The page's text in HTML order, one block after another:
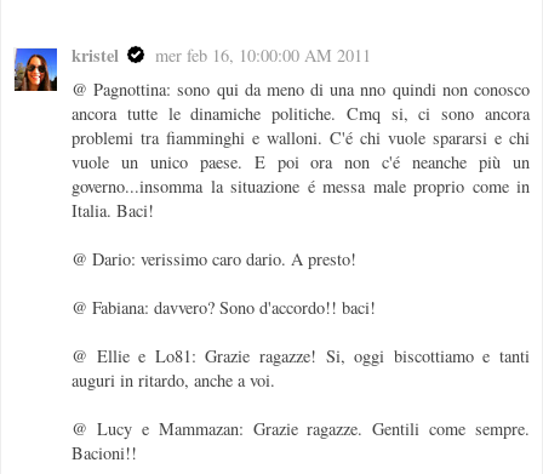
kristel
mer feb 16, 10:00:00 AM 2011
@ Pagnottina: sono qui da meno di una nno quindi non conosco
ancora tutte le dinamiche politiche. Cmq si, ci sono ancora
problemi tra fiamminghi e walloni. C'é chi vuole spararsi e chi
vuole un unico paese. E poi ora non c'é neanche più un
governo...insomma la situazione é messa male proprio come in
Italia. Baci!
@ Dario: verissimo caro dario. A presto!
@ Fabiana: davvero? Sono d'accordo!! baci!
@ Ellie e Lo81: Grazie ragazze! Si, oggi biscottiamo e tanti
auguri in ritardo, anche a voi.
@ Lucy e Mammazan: Grazie ragazze. Gentili come sempre.
Bacioni!!